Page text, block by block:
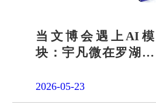
当文博会遇上AI模
块：宇凡微在罗湖展
答卷
2026-05-23